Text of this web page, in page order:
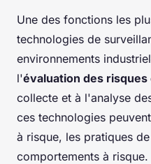
Une des fonctions les
technologies de
environnements
l'évaluation des risques
collecte et à l'analyse
ces technologies
à risque, les pratiques
comportements à risque.